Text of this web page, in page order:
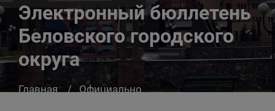
Электронный бюллетень
Беловского городского
округа
Главная
Официально